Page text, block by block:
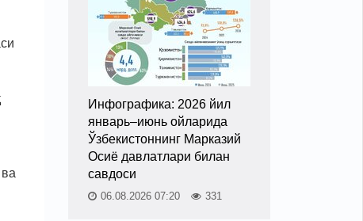
Инфографика: 2026 йил
январь–июнь ойларида
Ўзбекистоннинг Марказий
Осиё давлатлари билан
савдоси
06.08.2026 07:20 331